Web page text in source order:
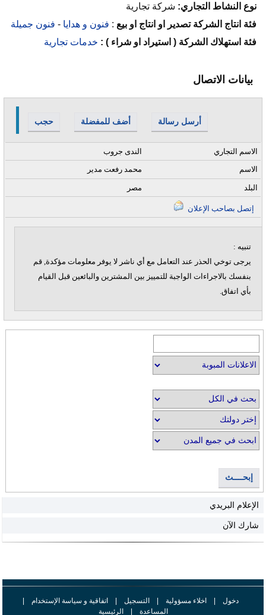
نوع النشاط التجاري: شركة تجارية
فئة انتاج الشركة تصدير او انتاج او بيع : فنون و هدايا - فنون جميلة
فئة استهلاك الشركة ( استيراد او شراء ) : خدمات تجارية
بيانات الاتصال
حجب أضف للمفضلة أرسل رسالة
الندى جروب
الاسم التجاري
محمد رفعت مدير
الاسم
مصر البلد
تنبيه :
يرجى توخي الحذر عند التعامل مع أي ناشر لا يوفر معلومات مؤكدة, قم
بنفسك بالاجراءات الواجبة للتمييز بين المشترين والبائعين قبل القيام
بأي اتفاق.
إبحــــث
الإعلام البريدي
شارك الآن
دخول اخلاء مسؤولية التسجيل اتفاقية و سياسة الإستخدام
المساعدة
الرئيسية